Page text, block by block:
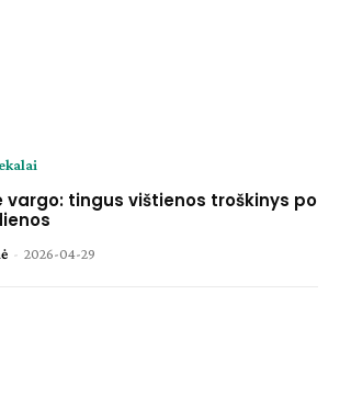
vargo: tingus vištienos troškinys po
- 2026-04-29